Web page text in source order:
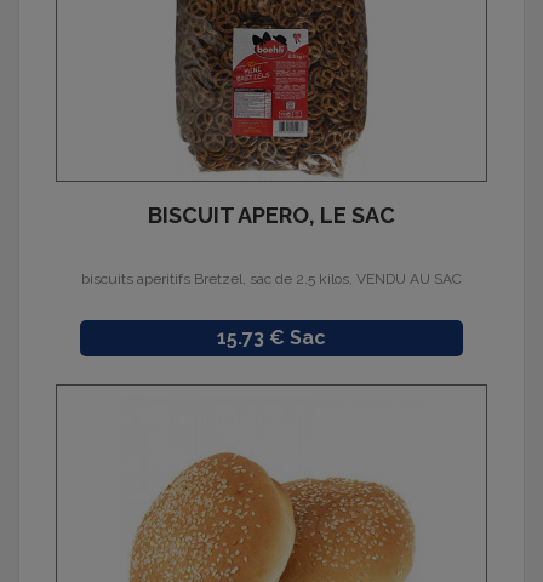
BISCUIT APERO, LE SAC
biscuits aperitifs Bretzel, sac de 2.5 kilos, VENDU AU SAC
Prix
15.73 € Sac